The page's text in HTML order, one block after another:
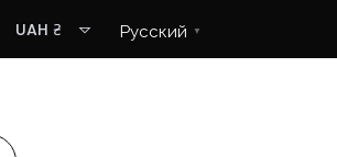
UAH ₴ Русский ▼